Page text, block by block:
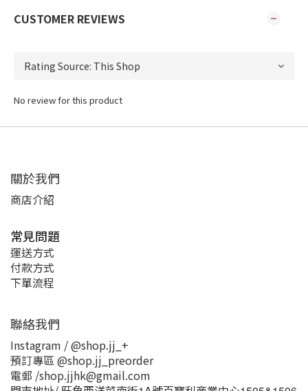
CUSTOMER REVIEWS
No review for this product
關於我們
商店介紹
常見問題
運送方式
付款方式
下單流程
聯絡我們
Instagram / @shop.jj_+
預訂專區 @shop.jj_preorder
電郵 /shop.jjhk@gmail.com